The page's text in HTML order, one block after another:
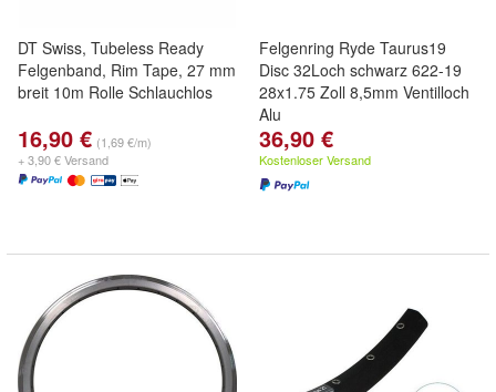
DT Swiss, Tubeless Ready
Felgenband, Rim Tape, 27 mm
breit 10m Rolle Schlauchlos
16,90 € (1,69 €/m)
+ 3,90 € Versand
Felgenring Ryde Taurus19
Disc 32Loch schwarz 622-19
28x1.75 Zoll 8,5mm Ventilloch
Alu
36,90 €
Kostenloser Versand